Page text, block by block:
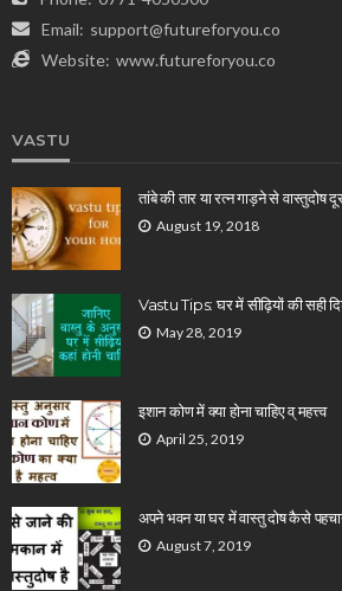
Email: support@futureforyou.co
Website: www.futureforyou.co
VASTU
तांबे की तार या रत्न गाड़ने से वास्तुदोष
August 19, 2018
Vastu Tips: घर में सीढ़ियों की सही
May 28, 2019
इशान कोण में क्या होना चाहिए व् महत्त्व
April 25, 2019
अपने भवन या घर में वास्तु दोष कैसे
August 7, 2019